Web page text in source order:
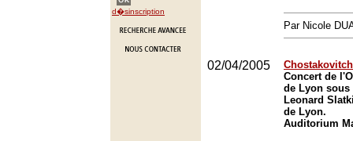
d�sinscription
Par Nicole
02/04/2005
Concert de
de Lyon
Leonard
de Lyon.
Auditorium